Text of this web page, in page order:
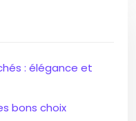
: élégance et
bons choix